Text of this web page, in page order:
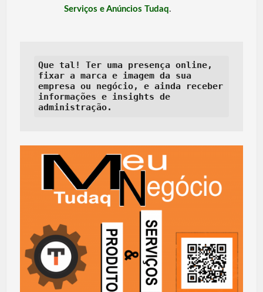
Serviços e Anúncios Tudaq.
Que tal! Ter uma presença online,
fixar a marca e imagem da sua
empresa ou negócio, e ainda receber
informações e insights de
administração.